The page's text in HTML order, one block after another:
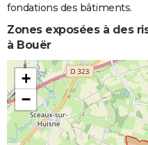
fondations des bâtiments.
Zones exposées à des
à Bouër
+
−